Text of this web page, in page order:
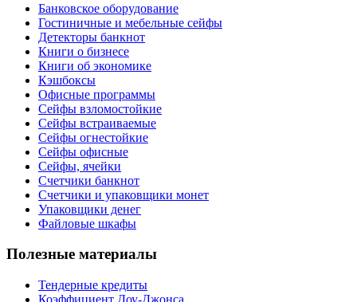
Банковское оборудование
Гостиничные и мебельные сейфы
Детекторы банкнот
Книги о бизнесе
Книги об экономике
Кэшбоксы
Офисные программы
Сейфы взломостойкие
Сейфы встраиваемые
Сейфы огнестойкие
Сейфы офисные
Сейфы, ячейки
Счетчики банкнот
Счетчики и упаковщики монет
Упаковщики денег
Файловые шкафы
Полезные материалы
Тендерные кредиты
Коэффициент Доу-Джонса